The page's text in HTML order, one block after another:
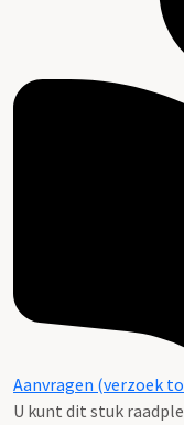
Aanvragen (verzoek
U kunt dit stuk